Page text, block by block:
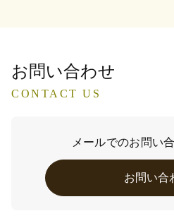
お問い合わせ
CONTACT US
メールでのお問い
お問い合